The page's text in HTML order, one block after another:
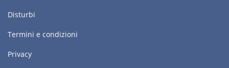
Disturbi
Termini e condizioni
Privacy